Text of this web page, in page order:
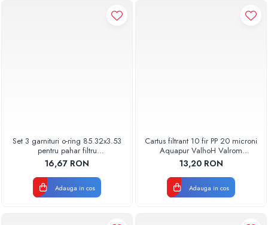
Set 3 garnituri o-ring 85.32x3.53
pentru pahar filtru
AQUA06030000000
16,67 RON
Adauga in cos
Cartus filtrant 10 fir PP 20 microni
Aquapur ValhoH Valrom
AQUA07000210020
13,20 RON
Adauga in cos